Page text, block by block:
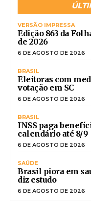
VERSÃO IMPRESSA
Edição 863 da
de 2026
6 DE AGOSTO DE 2026
BRASIL
Eleitoras com
votação em SC
6 DE AGOSTO DE 2026
BRASIL
INSS paga
calendário até 8/9
6 DE AGOSTO DE 2026
SAÚDE
Brasil piora em
diz estudo
6 DE AGOSTO DE 2026